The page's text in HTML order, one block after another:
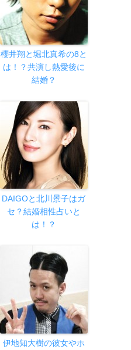
櫻井翔と堀北真希の8と
は！？共演し熱愛後に
結婚？
DAIGOと北川景子はガ
セ？結婚相性占いと
は！？
伊地知大樹の彼女やホ